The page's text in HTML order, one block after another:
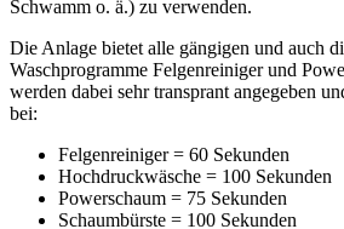
Schwamm o. ä.) zu verwenden.
Die Anlage bietet alle gängigen und auch
Waschprogramme Felgenreiniger und
werden dabei sehr transprant angegeben
bei:
Felgenreiniger = 60 Sekunden
Hochdruckwäsche = 100 Sekunden
Powerschaum = 75 Sekunden
Schaumbürste = 100 Sekunden